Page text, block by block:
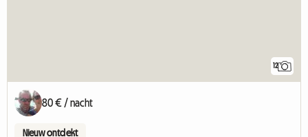
12
80 € / nacht
Nieuw ontdekt